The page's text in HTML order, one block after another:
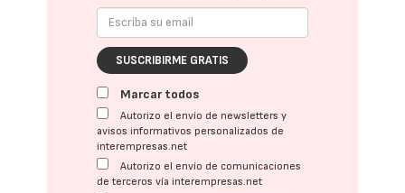
SUSCRIBIRME GRATIS
Marcar todos
Autorizo el envío de newsletters y
avisos informativos personalizados de
interempresas.net
Autorizo el envío de comunicaciones
de terceros vía interempresas.net